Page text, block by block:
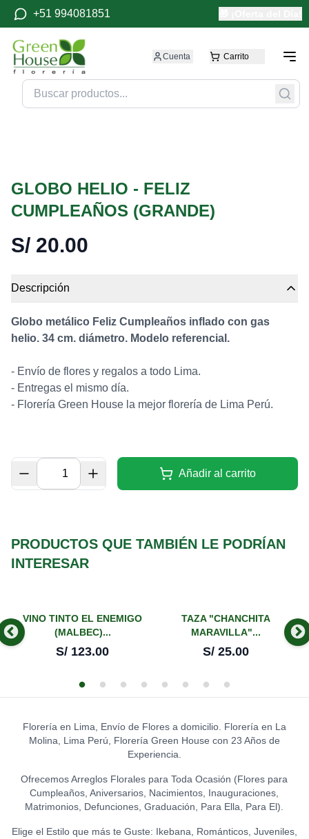
+51 994081851
Cuenta Carrito
GLOBO HELIO - FELIZ
CUMPLEAÑOS (GRANDE)
S/ 20.00
Descripción
Globo metálico Feliz Cumpleaños inflado con gas
helio. 34 cm. diámetro. Modelo referencial.
- Envío de flores y regalos a todo Lima.
- Entregas el mismo día.
- Florería Green House la mejor florería de Lima Perú.
Añadir al carrito
PRODUCTOS QUE TAMBIÉN LE PODRÍAN
INTERESAR
VINO TINTO EL ENEMIGO
(MALBEC)...
S/ 123.00
TAZA "CHANCHITA
MARAVILLA"...
S/25.00
Florería en Lima, Envío de Flores a domicilio. Florería en La
Molina, Lima Perú, Florería Green House con 23 Años de
Experiencia.
Ofrecemos Arreglos Florales para Toda Ocasión (Flores para
Cumpleaños, Aniversarios, Nacimientos, Inauguraciones,
Matrimonios, Defunciones, Graduación, Para Ella, Para El).
Elige el Estilo que más te Guste: Ikebana, Románticos, Juveniles,